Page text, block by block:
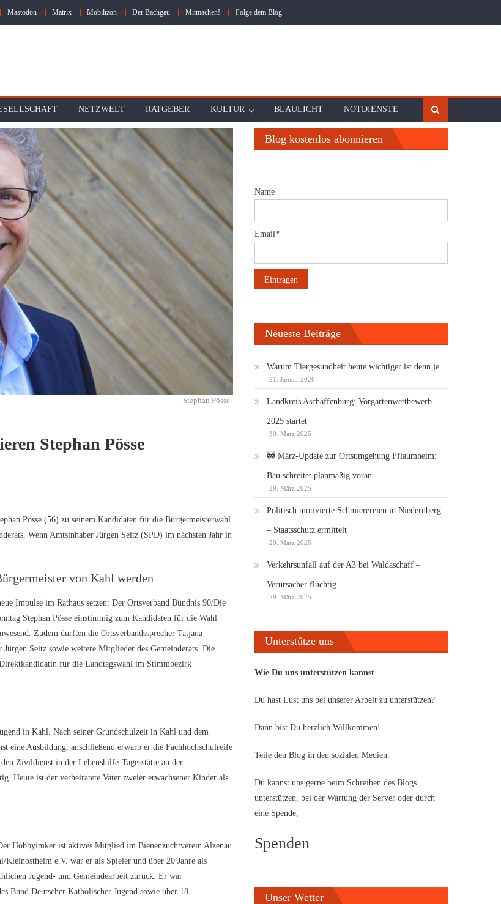
Mastodon Matrix Mobilizon Der Bachgau Mitmachen! Folge dem Blog
NETZWELT RATGEBER KULTUR BLAULICHT NOTDIENSTE
Stephan Pösse
Stephan Pösse
Pösse (56) zu seinem Kandidaten für die Bürgermeisterwahl
Wenn Amtsinhaber Jürgen Seitz (SPD) im nächsten Jahr in
von Kahl werden
Impulse im Rathaus setzen: Der Ortsverband Bündnis 90/Die
Stephan Pösse einstimmig zum Kandidaten für die Wahl
Zudem durften die Ortsverbandssprecher Tatjana
Seitz sowie weitere Mitglieder des Gemeinderats. Die
für die Landtagswahl im Stimmbezirk
in Kahl. Nach seiner Grundschulzeit in Kahl und dem
eine Ausbildung, anschließend erwarb er die Fachhochschulreife
Zivildienst in der Lebenshilfe-Tagesstätte an der
Heute ist der verheiratete Vater zweier erwachsener Kinder als
Hobbyimker ist aktives Mitglied im Bienenzuchtverein Alzenau
e.V. war er als Spieler und über 20 Jahre als
Jugend- und Gemeindearbeit zurück. Er war
Bund Deutscher Katholischer Jugend sowie über 18
Blog kostenlos abonnieren
Name
Email*
Neueste Beiträge
Warum Tiergesundheit heute wichtiger ist denn je
21. Januar 2026
Landkreis Aschaffenburg: Vorgartenwettbewerb
2025 startet
30. März 2025
🚧 März-Update zur Ortsumgehung Pflaumheim:
Bau schreitet planmäßig voran
29. März 2025
Politisch motivierte Schmierereien in Niedernberg
– Staatsschutz ermittelt
29. März 2025
Verkehrsunfall auf der A3 bei Waldaschaff –
Verursacher flüchtig
29. März 2025
Unterstütze uns
Wie Du uns unterstützen kannst
Du hast Lust uns bei unserer Arbeit zu unterstützen?
Dann bist Du herzlich Willkommen!
Teile den Blog in den sozialen Medien.
Du kannst uns gerne beim Schreiben des Blogs
unterstützen, bei der Wartung der Server oder durch
eine Spende,
Spenden
Unser Wetter